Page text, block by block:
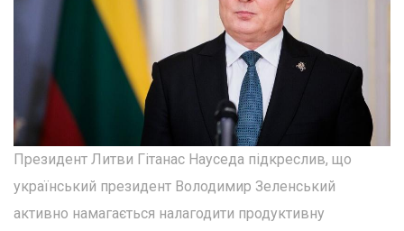
Президент Литви Гітанас Науседа підкреслив, що
український президент Володимир Зеленський
активно намагається налагодити продуктивну